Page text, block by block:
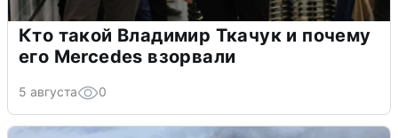
Кто такой Владимир Ткачук и почему
его Mercedes взорвали
5 августа 0